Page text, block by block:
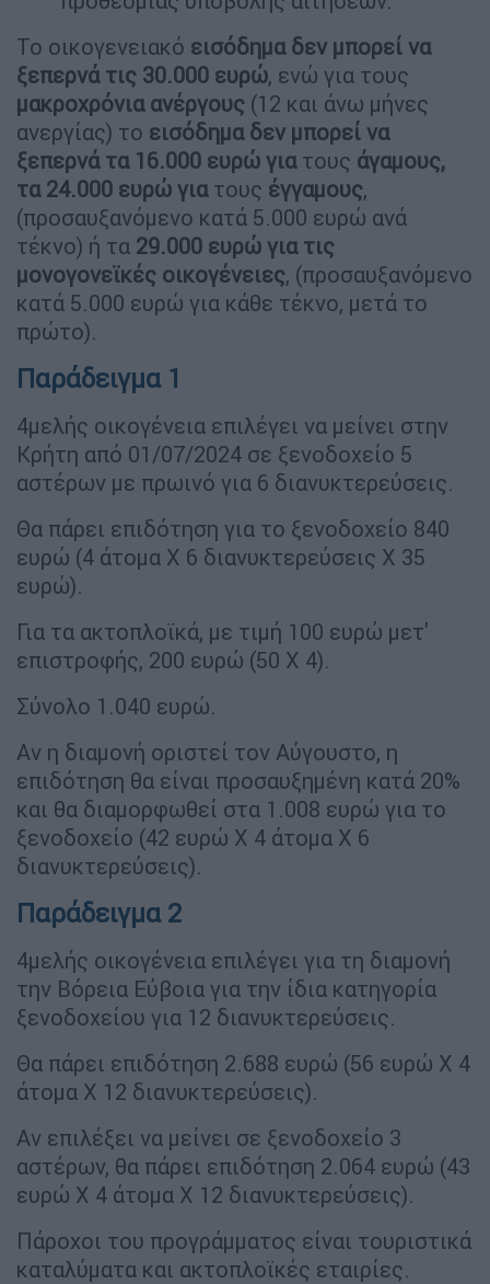
Το οικογενειακό εισόδημα δεν μπορεί να
ξεπερνά τις 30.000 ευρώ, ενώ για τους
μακροχρόνια ανέργους (12 και άνω μήνες
ανεργίας) το εισόδημα δεν μπορεί να
ξεπερνά τα 16.000 ευρώ γιατους άγαμους,
τα 24.000 ευρώ γιατους έγγαμους,
(προσαυξανόμενο κατά 5.000 ευρώ ανά
τέκνο) ή τα 29.000 ευρώ για τις
μονογονεϊκές οικογένειες, (προσαυξανόμενο
κατά 5.000 ευρώ για κάθε τέκνο, μετά το
πρώτο).
Παράδειγμα 1
4μελής οικογένεια επιλέγει να μείνει στην
Κρήτη από 01/07/2024 σε ξενοδοχείο 5
αστέρων με πρωινό για 6 διανυκτερεύσεις.
Θα πάρει επιδότηση για το ξενοδοχείο 840
ευρώ (4 άτομα Χ 6 διανυκτερεύσεις Χ 35
ευρώ).
Για τα ακτοπλοϊκά, με τιμή 100 ευρώ μετ'
επιστροφής, 200 ευρώ (50 Χ 4).
Σύνολο 1.040 ευρώ.
Αν η διαμονή οριστεί τον Αύγουστο, η
επιδότηση θα είναι προσαυξημένη κατά 20%
και θα διαμορφωθεί στα 1.008 ευρώ για το
ξενοδοχείο (42 ευρώ Χ 4 άτομα Χ 6
διανυκτερεύσεις).
Παράδειγμα 2
4μελής οικογένεια επιλέγει για τη διαμονή
την Βόρεια Εύβοια για την ίδια κατηγορία
ξενοδοχείου για 12 διανυκτερεύσεις.
Θα πάρει επιδότηση 2.688 ευρώ (56 ευρώ Χ 4
άτομα Χ 12 διανυκτερεύσεις).
Αν επιλέξει να μείνει σε ξενοδοχείο 3
αστέρων, θα πάρει επιδότηση 2.064 ευρώ (43
ευρώ Χ 4 άτομα Χ 12 διανυκτερεύσεις).
Πάροχοι του προγράμματος είναι τουριστικά
καταλύματα και ακτοπλοϊκές εταιρίες.